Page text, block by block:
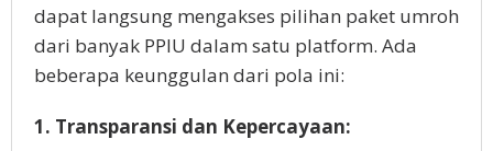
dapat langsung mengakses pilihan paket umroh
dari banyak PPIU dalam satu platform. Ada
beberapa keunggulan dari pola ini:
1. Transparansi dan Kepercayaan: